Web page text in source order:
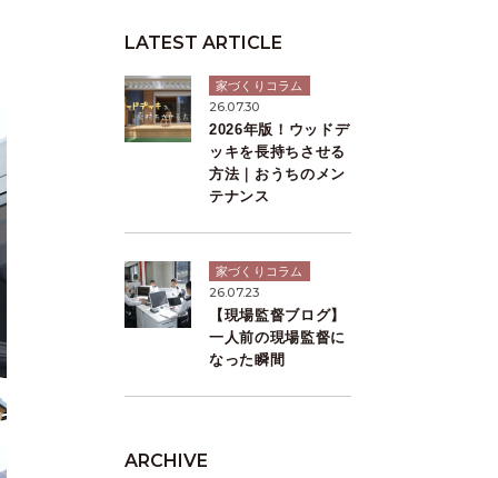
LATEST ARTICLE
家づくりコラム
26.07.30
2026年版！ウッドデ
ッキを長持ちさせる
方法｜おうちのメン
テナンス
家づくりコラム
26.07.23
【現場監督ブログ】
一人前の現場監督に
なった瞬間
ARCHIVE